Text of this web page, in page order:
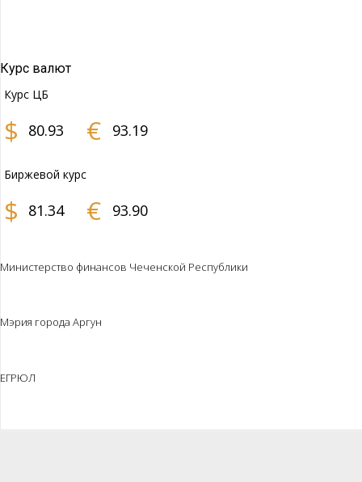
Курс валют
Курс ЦБ
$ 80.93 € 93.19
Биржевой курс
$ 81.34 € 93.90
Министерство финансов Чеченской Республики
Мэрия города Аргун
ЕГРЮЛ